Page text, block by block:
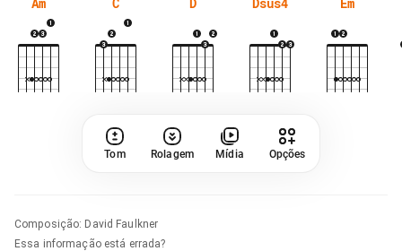
Tom Rolagem Mídia Opções
Composição: David Faulkner
Essa informação está errada?